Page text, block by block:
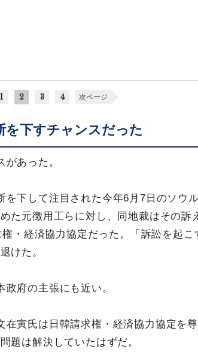
1 2 3 4 次ページ
を下すチャンスだった
あった。
を下して注目された今年6月7日のソウ
た元徴用工らに対し、同地裁はその訴
・経済協力協定だった。「訴訟を起こ
けた。
府の主張にも近い。
在寅氏は日韓請求権・経済協力協定を
題は解決していたはずだ。